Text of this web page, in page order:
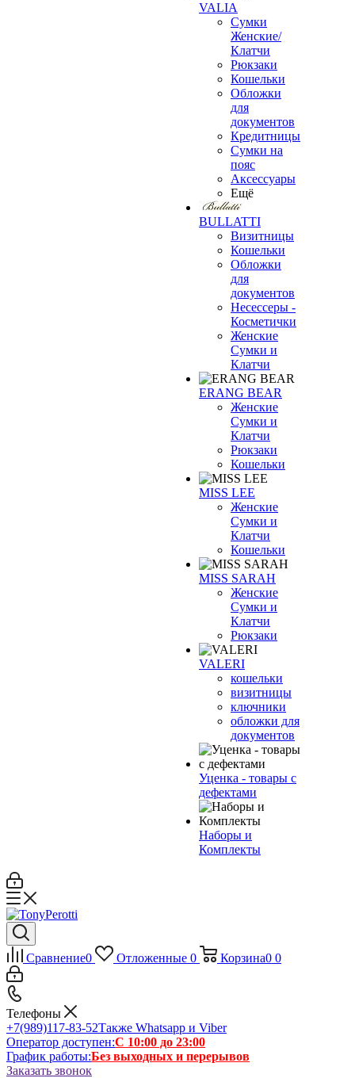
VALIA
Сумки
Женские/
Клатчи
Рюкзаки
Кошельки
Обложки
для
документов
Кредитницы
Сумки на
пояс
Аксессуары
Ещё
BULLATTI
Визитницы
Кошельки
Обложки
для
документов
Несессеры -
Косметички
Женские
Сумки и
Клатчи
ERANG BEAR
Женские
Сумки и
Клатчи
Рюкзаки
Кошельки
MISS LEE
Женские
Сумки и
Клатчи
Кошельки
MISS SARAH
Женские
Сумки и
Клатчи
Рюкзаки
VALERI
кошельки
визитницы
ключники
обложки для
документов
Уценка - товары с
дефектами
Наборы и
Комплекты
Сравнение0 Отложенные 0 Корзина0 0
Телефоны
+7(989)117-83-52Также Whatsapp и Viber
Оператор доступен:С 10:00 до 23:00
График работы:Без выходных и перерывов
Заказать звонок